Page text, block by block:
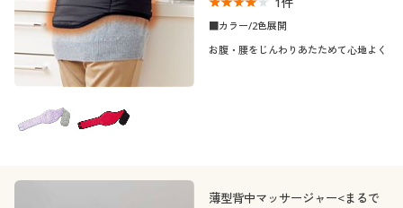
■カラー/2色展開
お腹・腰をじんわりあたためて心地よく
薄型背中マッサージャー<まるで